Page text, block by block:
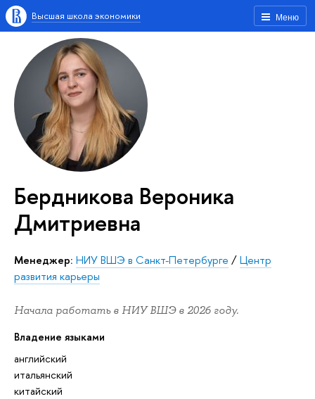
Меню
Высшая школа экономики
Бердникова Вероника
Дмитриевна
Менеджер: НИУ ВШЭ в Санкт-Петербурге /Центр
развития карьеры
Начала работать в НИУ ВШЭ в 2026 году.
Владение языками
английский
итальянский
китайский